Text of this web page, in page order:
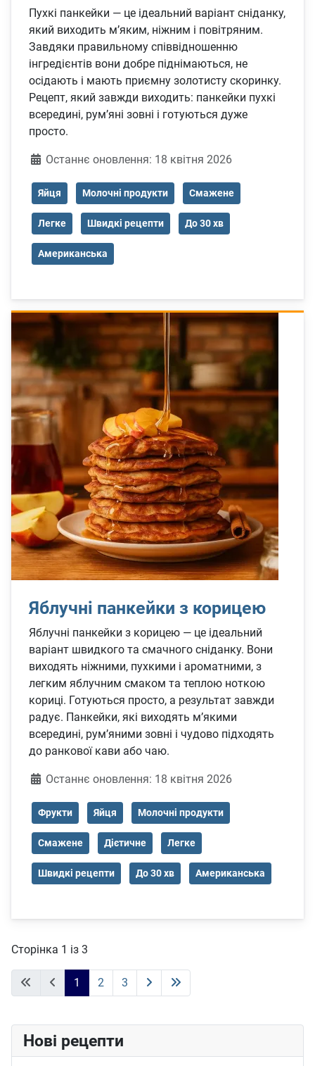
Пухкі панкейки — це ідеальний варіант сніданку,
який виходить м’яким, ніжним і повітряним.
Завдяки правильному співвідношенню
інгредієнтів вони добре піднімаються, не
осідають і мають приємну золотисту скоринку.
Рецепт, який завжди виходить: панкейки пухкі
всередині, рум’яні зовні і готуються дуже
просто.
ДеталіОстаннє оновлення: 18 квітня 2026
Яйця Молочні продукти Смажене
Легке Швидкі рецепти До 30 хв
Американська
Яблучні панкейки з корицею
Яблучні панкейки з корицею — це ідеальний
варіант швидкого та смачного сніданку. Вони
виходять ніжними, пухкими і ароматними, з
легким яблучним смаком та теплою ноткою
кориці. Готуються просто, а результат завжди
радує. Панкейки, які виходять м’якими
всередині, рум’яними зовні і чудово підходять
до ранкової кави або чаю.
ДеталіОстаннє оновлення: 18 квітня 2026
Фрукти Яйця Молочні продукти
Смажене Дієтичне Легке
Швидкі рецепти До 30 хв Американська
Сторінка 1 із 3
1 2 3
Нові рецепти